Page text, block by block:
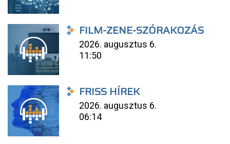
FILM-ZENE-SZÓRAKOZÁS
2026. augusztus 6.
11:50
FRISS HÍREK
2026. augusztus 6.
06:14